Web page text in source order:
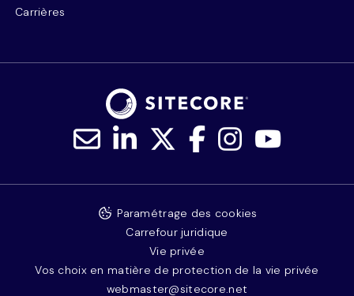
Carrières
Paramétrage des cookies
Carrefour juridique
Vie privée
Vos choix en matière de protection de la vie privée
webmaster@sitecore.net